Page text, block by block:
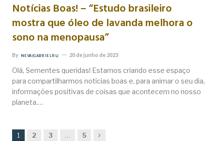
Notícias Boas! – “Estudo brasileiro
mostra que óleo de lavanda melhora o
sono na menopausa”
By NEVA (GABRIEL RL) 20 de junho de 2023
Olá, Sementes queridas! Estamos criando esse espaço
para compartilharmos notícias boas e, para animar o seu dia,
informações positivas de coisas que acontecem no nosso
planeta.…
1 2 3 … 5 Next